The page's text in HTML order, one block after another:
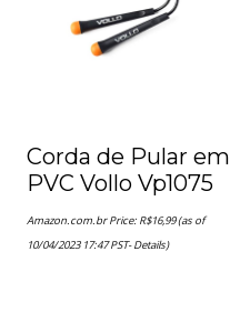
Corda de Pular em
PVC Vollo Vp1075
Amazon.com.br Price: R$16,99(as of
10/04/2023 17:47 PST-Details)